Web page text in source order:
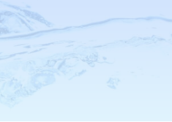
防さび
酸素NanoGAS®水
論文